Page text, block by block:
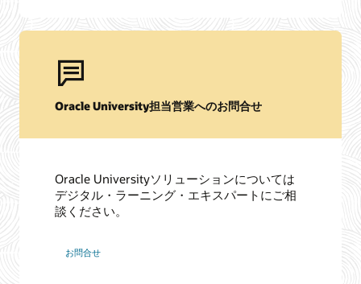
Oracle University担当営業へのお問合せ
Oracle Universityソリューションについては
デジタル・ラーニング・エキスパートにご相
談ください。
お問合せ